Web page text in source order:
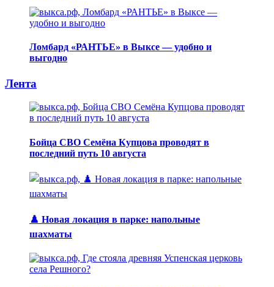
Ломбард «РАНТЬЕ» в Выксе — удобно и
выгодно
Лента
Бойца СВО Семёна Купцова проводят в
последний путь 10 августа
♟️ Новая локация в парке: напольные
шахматы